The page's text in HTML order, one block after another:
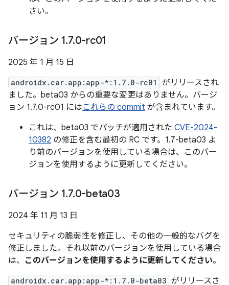
さい。
バージョン 1.7.0-rc01
2025 年 1 月 15 日
androidx.car.app:app-*:1.7.0-rc01
がリリースされ
ました。beta03 からの重要な変更はありません。バージ
ョン 1.7.0-rc01 にはこれらの commit が含まれています。
これは、beta03 でパッチが適用された CVE-2024-
10382 の修正を含む最初の RC です。1.7-beta03 よ
り前のバージョンを使用している場合は、このバー
ジョンを使用するように更新してください。
バージョン 1.7.0-beta03
2024 年 11 月 13 日
セキュリティの脆弱性を修正し、その他の一般的なバグを
修正しました。それ以前のバージョンを使用している場合
は、 このバージョンを使用するように更新してください。
androidx.car.app:app-*:1.7.0-beta03 がリリースさ